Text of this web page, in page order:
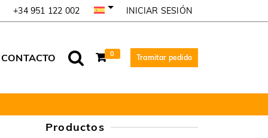
+34 951 122 002 INICIAR SESIÓN
CONTACTO 0 Tramitar pedido
Productos